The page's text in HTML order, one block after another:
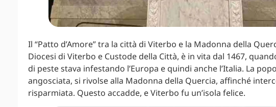
Il “Patto d’Amore” tra la città di Viterbo e la Madonna della
Diocesi di Viterbo e Custode della Città, è in vita dal 1467,
di peste stava infestando l’Europa e quindi anche l’Italia. La
angosciata, si rivolse alla Madonna della Quercia, affinché
risparmiata. Questo accadde, e Viterbo fu un’isola felice.